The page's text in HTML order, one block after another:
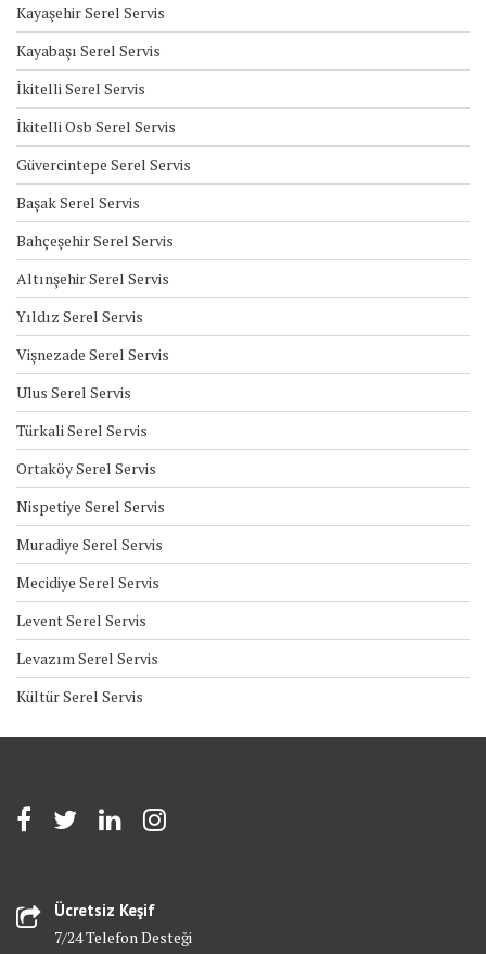
Kayaşehir Serel Servis
Kayabaşı Serel Servis
İkitelli Serel Servis
İkitelli Osb Serel Servis
Güvercintepe Serel Servis
Başak Serel Servis
Bahçeşehir Serel Servis
Altınşehir Serel Servis
Yıldız Serel Servis
Vişnezade Serel Servis
Ulus Serel Servis
Türkali Serel Servis
Ortaköy Serel Servis
Nispetiye Serel Servis
Muradiye Serel Servis
Mecidiye Serel Servis
Levent Serel Servis
Levazım Serel Servis
Kültür Serel Servis
Ücretsiz Keşif
7/24 Telefon Desteği